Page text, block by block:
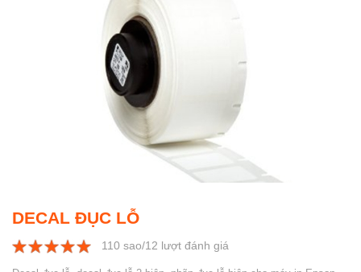
DECAL ĐỤC LỖ
110 sao/12 lượt đánh giá